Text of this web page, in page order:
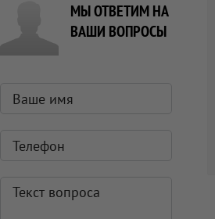
МЫ ОТВЕТИМ НА
ВАШИ ВОПРОСЫ